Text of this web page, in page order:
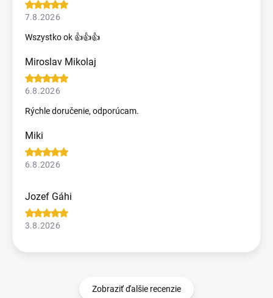
7.8.2026
Wszystko ok 👍👍👍
Miroslav Mikolaj
6.8.2026
Rýchle doručenie, odporúcam.
Miki
6.8.2026
Jozef Gáhi
3.8.2026
Zobraziť ďalšie recenzie